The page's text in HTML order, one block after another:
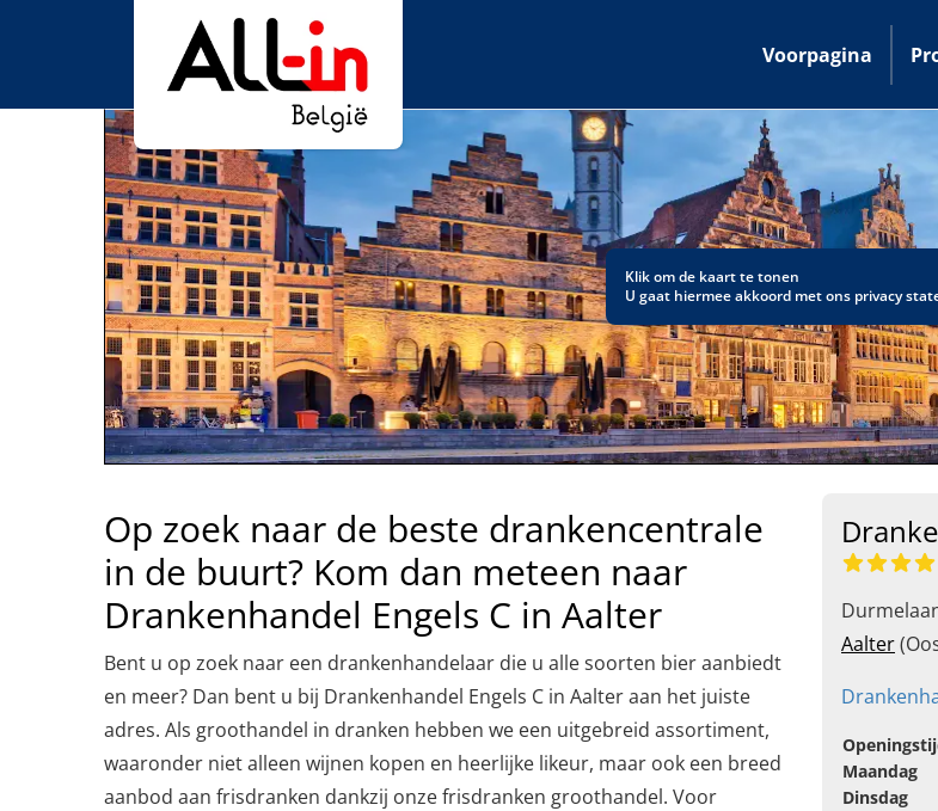
Voorpagina
Klik om de kaart te tonen
U gaat hiermee akkoord met ons privacy
Op zoek naar de beste drankencentrale
in de buurt? Kom dan meteen naar
Drankenhandel Engels C in Aalter
Bent u op zoek naar een drankenhandelaar die u alle soorten bier aanbiedt
en meer? Dan bent u bij Drankenhandel Engels C in Aalter aan het juiste
adres. Als groothandel in dranken hebben we een uitgebreid assortiment,
waaronder niet alleen wijnen kopen en heerlijke likeur, maar ook een breed
aanbod aan frisdranken dankzij onze frisdranken groothandel. Voor
Aalter
Maandag
Dinsdag